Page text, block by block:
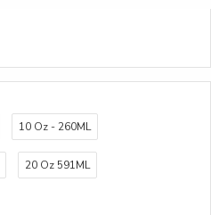
10 Oz - 260ML
20 Oz 591ML